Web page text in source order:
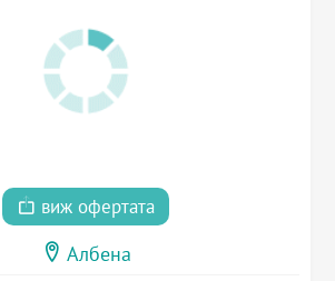
виж офертата
Албена